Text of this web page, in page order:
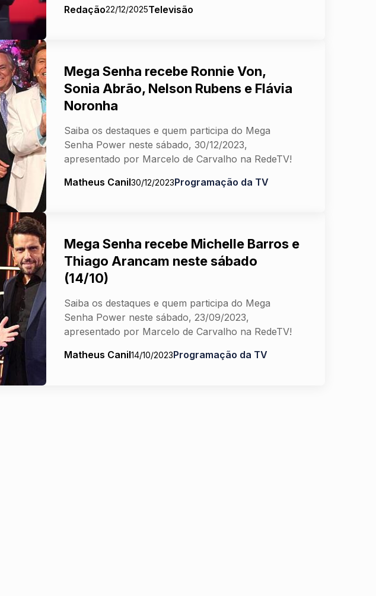
Redação22/12/2025Televisão
Mega Senha recebe Ronnie Von,
Sonia Abrão, Nelson Rubens e Flávia
Noronha
Saiba os destaques e quem participa do Mega
Senha Power neste sábado, 30/12/2023,
apresentado por Marcelo de Carvalho na RedeTV!
Matheus Canil30/12/2023Programação da TV
Mega Senha recebe Michelle Barros e
Thiago Arancam neste sábado
(14/10)
Saiba os destaques e quem participa do Mega
Senha Power neste sábado, 23/09/2023,
apresentado por Marcelo de Carvalho na RedeTV!
Matheus Canil14/10/2023Programação da TV